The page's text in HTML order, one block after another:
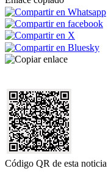
Código QR de esta noticia